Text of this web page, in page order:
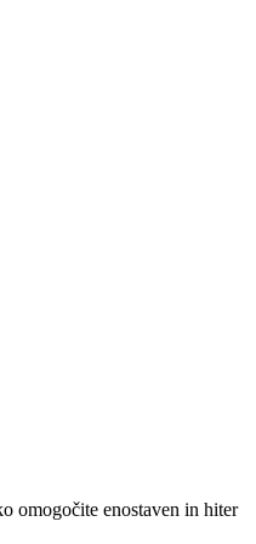
omogočite enostaven in hiter